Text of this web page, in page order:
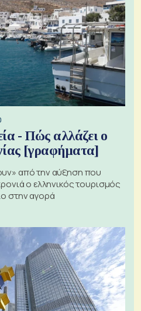
- Πώς αλλάζει ο
[γραφήματα]
από την αύξηση που
ο ελληνικός τουρισμός
στην αγορά